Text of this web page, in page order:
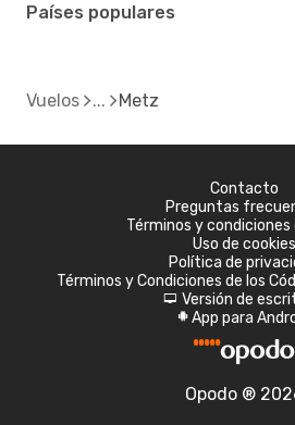
Países populares
Vuelos Metz
Contacto
Preguntas
Términos y condiciones
Uso de cookies
Política de
Términos y Condiciones de los
d Versión de
A App para
Opodo ®